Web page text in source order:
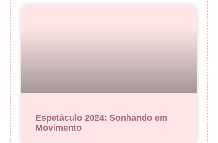
Espetáculo 2024: Sonhando em
Movimento